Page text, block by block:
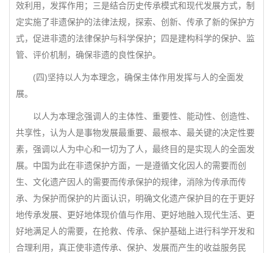
效利用，发挥作用；三是结合历史传承模式和现代发展方式，制
定实施了非遗保护的法律法规，探索、创新、传承了新的保护方
式，促进非遗的法律保护与科学保护；四是建构科学的保护、监
管、评价机制，确保非遗的良性保护。
(四)坚持以人为本理念，确保主体作用发挥与人的全面发
展。
以人为本理念强调人的主体性、重要性、能动性、创造性、
共享性，认为人是事物发展最重要、最根本、最关键的决定性要
素，强调以人为中心和一切为了人，最终目的是实现人的全面发
展。中国为此在非遗保护方面，一是遵循文化因人的需要而创
生、文化遗产因人的需要而传承保护的规律，消除为传承而传
承、为保护而保护的片面认识，明确文化遗产保护目的在于更好
地传承发展、更好地体现价值与作用、更好地融入现代生活、更
好地满足人的需要，在抢救、传承、保护基础上进行科学开发和
合理利用，真正使非遗传承、保护、发展而产生的收益服务民